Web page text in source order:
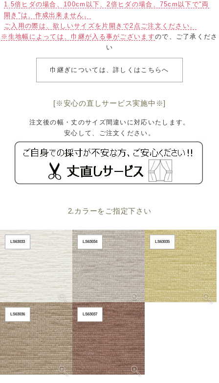
1.5倍ヒダの場合、100cm以下、2倍ヒダの場合、75cm以下で"両
開き"は、作成出来ません。
ご入用の際は、欲しいサイズを片開きで2点ご注文ください。
※生地幅によっては、巾継が入る事がございますので、ご了承くださ
い
巾継ぎについては、詳しくはこちらへ
[※安心の直しサービス実施中※]
注文後の幅・丈のサイズ間違いに対応いたします。
安心して、ご注文ください。
2.カラーをご指定下さい
LS63033 LS63034 LS63035
LS63036 LS63037